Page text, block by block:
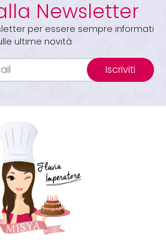
Newsletter
per essere sempre informati
ultime novità
Iscriviti